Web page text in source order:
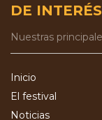
DE INTERÉS
Nuestras
Inicio
El festival
Noticias